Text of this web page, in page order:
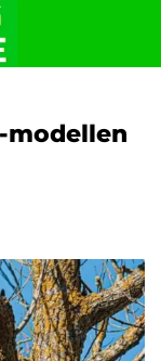
modellen